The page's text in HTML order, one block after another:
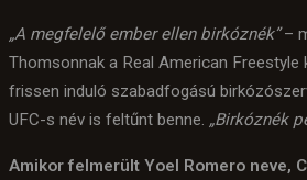
„A megfelelő ember ellen birkóznék”–
Thomsonnak a Real American Freestyle
frissen induló szabadfogású
UFC-s név is feltűnt benne. „Birkóznék
Amikor felmerült Yoel Romero neve,